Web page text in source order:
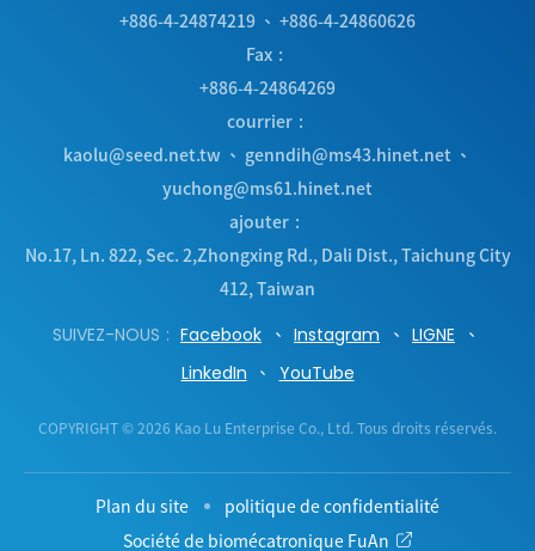
+886-4-24874219 、 +886-4-24860626
Fax
+886-4-24864269
courrier
kaolu@seed.net.tw 、 genndih@ms43.hinet.net 、
yuchong@ms61.hinet.net
ajouter
No.17, Ln. 822, Sec. 2,Zhongxing Rd., Dali Dist., Taichung City
412, Taiwan
SUIVEZ-NOUS
Facebook Instagram
LIGNE
LinkedIn
YouTube
Plan du site
politique de confidentialité
Société de biomécatronique FuAn
COPYRIGHT © 2026 Kao Lu Enterprise Co., Ltd. Tous droits réservés.